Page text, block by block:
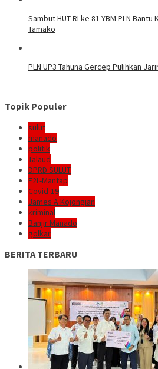
Sambut HUT RI ke 81 YBM PLN
Tamako
PLN UP3 Tahuna Gercep Pulihkan
Topik Populer
sulut
manado
politik
Talaud
DPRD SULUT
E2L-Mantap
Covid-19
James A Kojongian
kriminal
Banjir Manado
golkar
BERITA TERBARU